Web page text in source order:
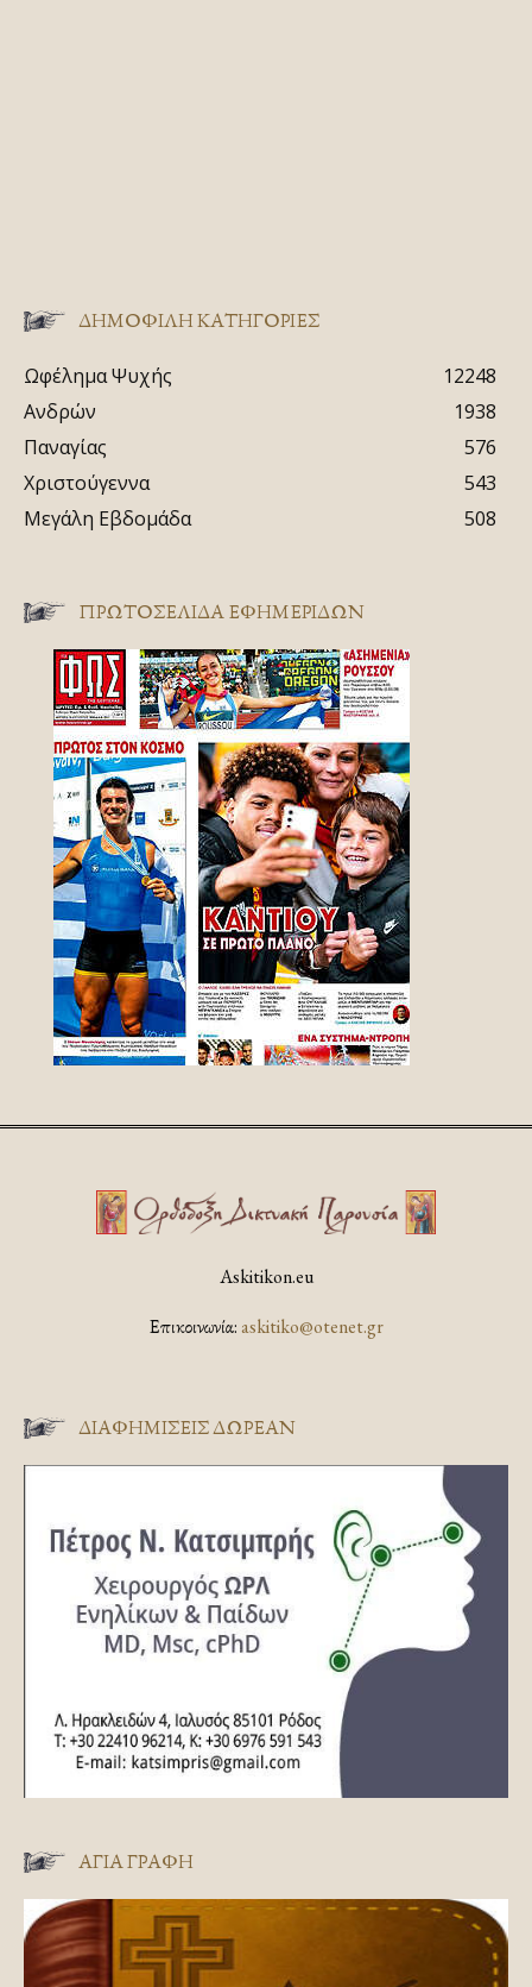
ΔΗΜΟΦΙΛΗ ΚΑΤΗΓΟΡΙΕΣ
Ωφέλημα Ψυχής
12248
Ανδρών
1938
Παναγίας
576
Χριστούγεννα
543
Μεγάλη Εβδομάδα
508
ΠΡΩΤΟΣΈΛΙΔΑ ΕΦΗΜΕΡΊΔΩΝ
Askitikon.eu
Επικοινωνία:askitiko@otenet.gr
ΔΙΑΦΗΜΊΣΕΙΣ ΔΩΡΕΆΝ
ΑΓΊΑ ΓΡΑΦΉ